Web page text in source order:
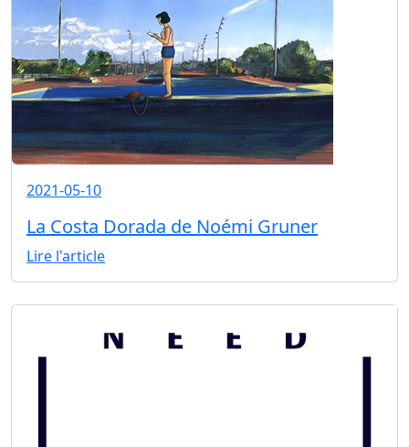
2021-05-10
La Costa Dorada de Noémi Gruner
Lire l'article